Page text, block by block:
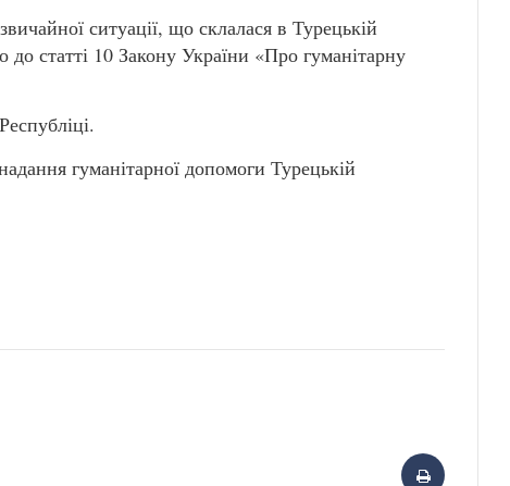
ситуації, що склалася в Турецькій
до статті 10 Закону України «Про гуманітарну
гуманітарної допомоги Турецькій